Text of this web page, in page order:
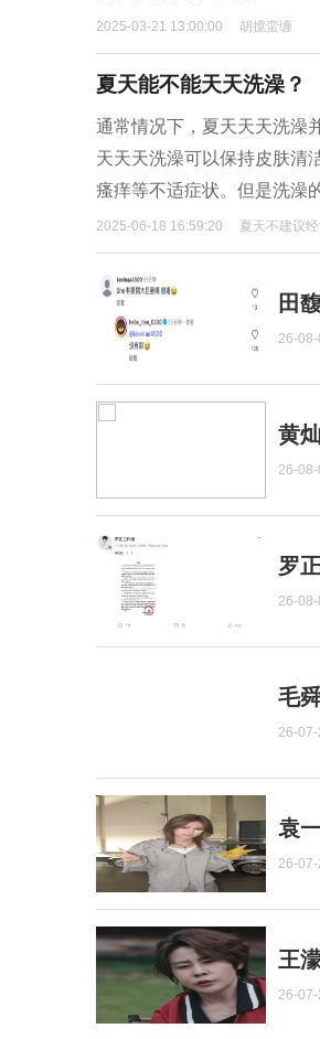
2025-03-21 13:00:00 胡搅蛮缠
夏天能不能天天洗澡？
通常情况下，夏天天天洗澡
天天天洗澡可以保持皮肤清
瘙痒等不适症状。但是洗澡
2025-06-18 16:59:20 夏天不建议
田
26-
黄
26-
罗
26-
毛
26-
袁
26-
王
26-